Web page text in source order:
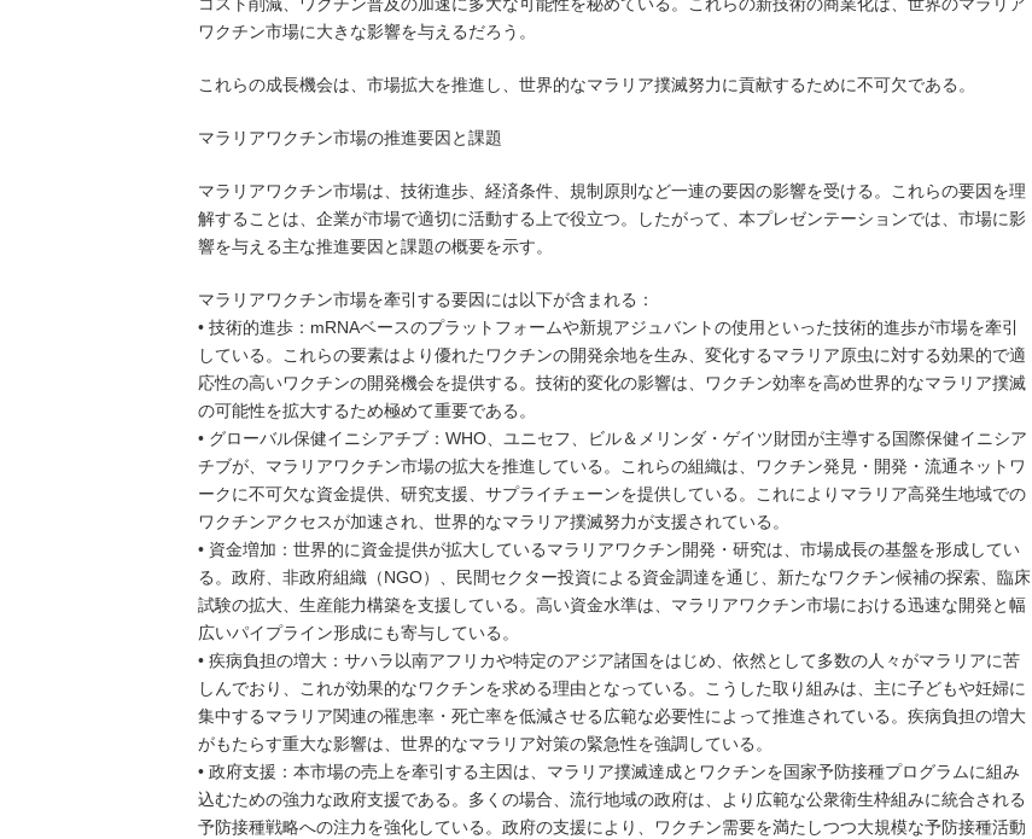
コスト削減、ワクチン普及の加速に多大な可能性を秘めている。これらの新技術の商業化は、世界のマラリア
ワクチン市場に大きな影響を与えるだろう。
これらの成長機会は、市場拡大を推進し、世界的なマラリア撲滅努力に貢献するために不可欠である。
マラリアワクチン市場の推進要因と課題
マラリアワクチン市場は、技術進歩、経済条件、規制原則など一連の要因の影響を受ける。これらの要因を理
解することは、企業が市場で適切に活動する上で役立つ。したがって、本プレゼンテーションでは、市場に影
響を与える主な推進要因と課題の概要を示す。
マラリアワクチン市場を牽引する要因には以下が含まれる：
• 技術的進歩：mRNAベースのプラットフォームや新規アジュバントの使用といった技術的進歩が市場を牽引
している。これらの要素はより優れたワクチンの開発余地を生み、変化するマラリア原虫に対する効果的で適
応性の高いワクチンの開発機会を提供する。技術的変化の影響は、ワクチン効率を高め世界的なマラリア撲滅
の可能性を拡大するため極めて重要である。
• グローバル保健イニシアチブ：WHO、ユニセフ、ビル＆メリンダ・ゲイツ財団が主導する国際保健イニシア
チブが、マラリアワクチン市場の拡大を推進している。これらの組織は、ワクチン発見・開発・流通ネットワ
ークに不可欠な資金提供、研究支援、サプライチェーンを提供している。これによりマラリア高発生地域での
ワクチンアクセスが加速され、世界的なマラリア撲滅努力が支援されている。
• 資金増加：世界的に資金提供が拡大しているマラリアワクチン開発・研究は、市場成長の基盤を形成してい
る。政府、非政府組織（NGO）、民間セクター投資による資金調達を通じ、新たなワクチン候補の探索、臨床
試験の拡大、生産能力構築を支援している。高い資金水準は、マラリアワクチン市場における迅速な開発と幅
広いパイプライン形成にも寄与している。
• 疾病負担の増大：サハラ以南アフリカや特定のアジア諸国をはじめ、依然として多数の人々がマラリアに苦
しんでおり、これが効果的なワクチンを求める理由となっている。こうした取り組みは、主に子どもや妊婦に
集中するマラリア関連の罹患率・死亡率を低減させる広範な必要性によって推進されている。疾病負担の増大
がもたらす重大な影響は、世界的なマラリア対策の緊急性を強調している。
• 政府支援：本市場の売上を牽引する主因は、マラリア撲滅達成とワクチンを国家予防接種プログラムに組み
込むための強力な政府支援である。多くの場合、流行地域の政府は、より広範な公衆衛生枠組みに統合される
予防接種戦略への注力を強化している。政府の支援により、ワクチン需要を満たしつつ大規模な予防接種活動